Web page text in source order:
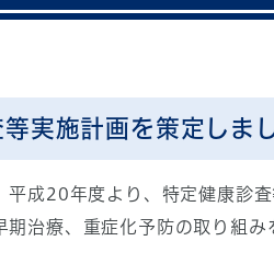
実施計画を策定しま
成20年度より、特定健康診
治療、重症化予防の取り組み